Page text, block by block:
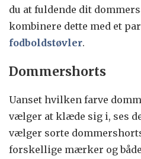
du at fuldende dit
kombinere dette med et par
fodboldstøvler.
Dommershorts
Uanset hvilken farve
vælger at klæde sig i, ses
vælger sorte
forskellige mærker og